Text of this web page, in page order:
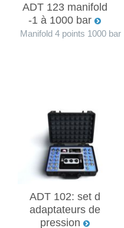
ADT 123 manifold
-1 à 1000 bar
Manifold 4 points 1000 bar
ADT 102: set d
adaptateurs de
pression